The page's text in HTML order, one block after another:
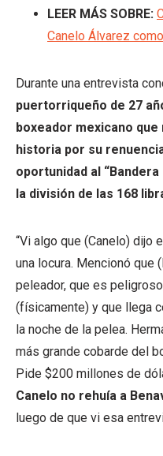
LEER MÁS SOBRE:
Canelo Álvarez
Durante una entrevista
puertorriqueño de 27
boxeador mexicano
historia por su
oportunidad al
la división de las 168
“Vi algo que (Canelo) dijo
una locura. Mencionó que
peleador, que es
(físicamente) y que llega
la noche de la pelea.
más grande cobarde del
Pide $200 millones de
Canelo no rehuía a
luego de que vi esa